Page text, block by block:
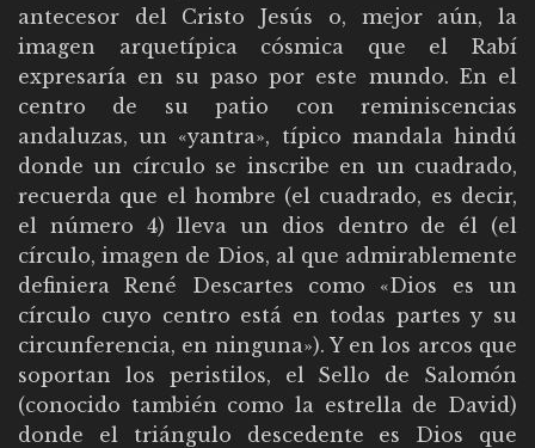
antecesor del Cristo Jesús o, mejor aún, la
imagen arquetípica cósmica que el Rabí
expresaría en su paso por este mundo. En el
centro de su patio con reminiscencias
andaluzas, un «yantra», típico mandala hindú
donde un círculo se inscribe en un cuadrado,
recuerda que el hombre (el cuadrado, es decir,
el número 4) lleva un dios dentro de él (el
círculo, imagen de Dios, al que admirablemente
definiera René Descartes como «Dios es un
círculo cuyo centro está en todas partes y su
circunferencia, en ninguna»). Y en los arcos que
soportan los peristilos, el Sello de Salomón
(conocido también como la estrella de David)
donde el triángulo descedente es Dios que